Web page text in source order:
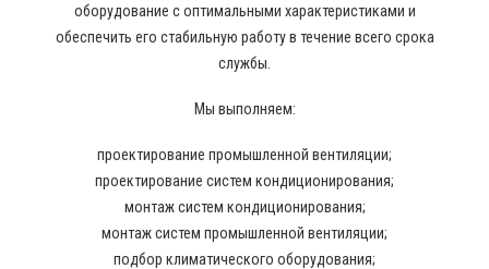
оборудование с оптимальными характеристиками и
обеспечить его стабильную работу в течение всего срока
службы.
Мы выполняем:
проектирование промышленной вентиляции;
проектирование систем кондиционирования;
монтаж систем кондиционирования;
монтаж систем промышленной вентиляции;
подбор климатического оборудования;